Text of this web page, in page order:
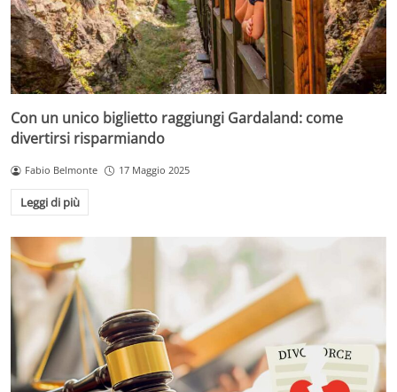
Con un unico biglietto raggiungi Gardaland: come
divertirsi risparmiando
Fabio Belmonte 17 Maggio 2025
Leggi di più